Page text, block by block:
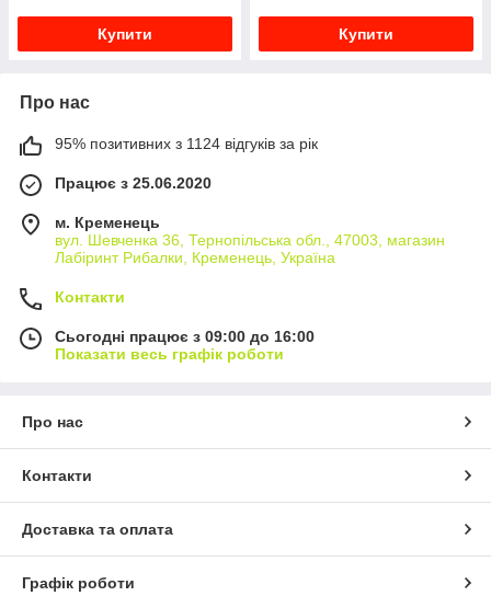
Купити Купити
Про нас
95% позитивних з 1124 відгуків за рік
Працює з 25.06.2020
м. Кременець
вул. Шевченка 36, Тернопільська обл., 47003, магазин
Лабіринт Рибалки, Кременець, Україна
Контакти
Сьогодні працює з 09:00 до 16:00
Показати весь графік роботи
Про нас
Контакти
Доставка та оплата
Графік роботи